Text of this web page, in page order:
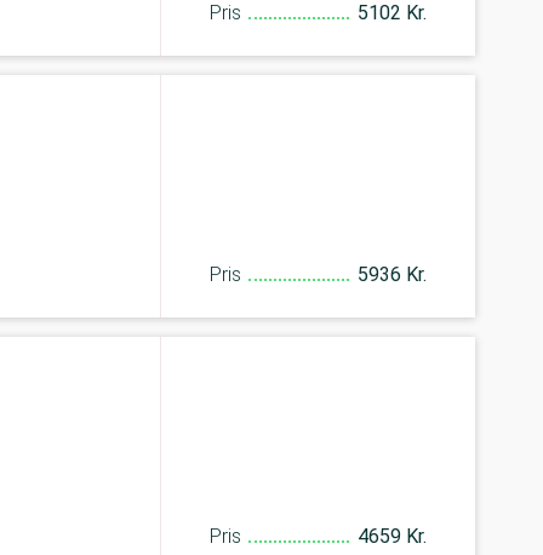
Pris 5102 Kr.
Pris 5936 Kr.
Pris 4659 Kr.